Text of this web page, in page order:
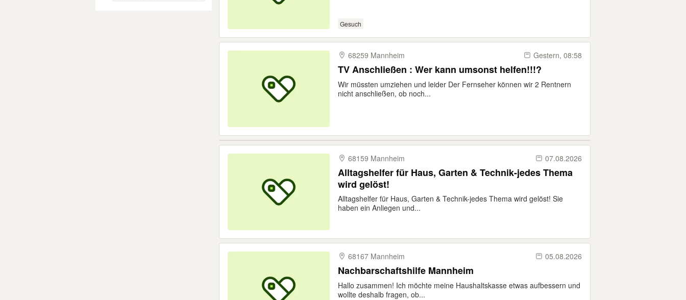
Gesuch
68259 Mannheim Gestern, 08:58
TV Anschließen : Wer kann umsonst helfen!!!?
Wir müssten umziehen und leider Der Fernseher können wir 2 Rentnern
nicht anschließen, ob noch...
68159 Mannheim 07.08.2026
Alltagshelfer für Haus, Garten & Technik-jedes Thema
wird gelöst!
Alltagshelfer für Haus, Garten & Technik-jedes Thema wird gelöst! Sie
haben ein Anliegen und...
68167 Mannheim 05.08.2026
Nachbarschaftshilfe Mannheim
Hallo zusammen! Ich möchte meine Haushaltskasse etwas aufbessern und
wollte deshalb fragen, ob...